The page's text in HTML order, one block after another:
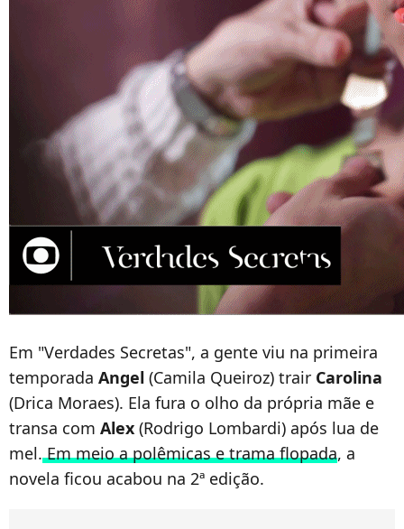
Em "Verdades Secretas", a gente viu na primeira
temporada Angel (Camila Queiroz) trair Carolina
(Drica Moraes). Ela fura o olho da própria mãe e
transa com Alex (Rodrigo Lombardi) após lua de
mel.Em meio a polêmicas e trama flopada, a
novela ficou acabou na 2ª edição.